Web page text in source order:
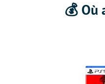
💰 Où